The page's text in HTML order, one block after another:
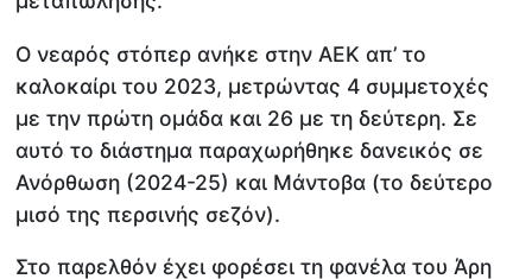
Ο νεαρός στόπερ ανήκε στην ΑΕΚ απ’ το
καλοκαίρι του 2023, μετρώντας 4 συμμετοχές
με την πρώτη ομάδα και 26 με τη δεύτερη. Σε
αυτό το διάστημα παραχωρήθηκε δανεικός σε
Ανόρθωση (2024-25) και Μάντοβα (το δεύτερο
μισό της περσινής σεζόν).
Στο παρελθόν έχει φορέσει τη φανέλα του Άρη